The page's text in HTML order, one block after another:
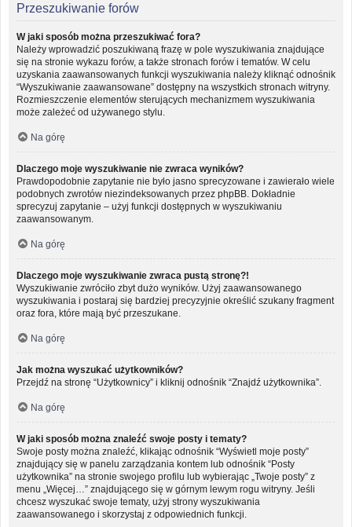
Przeszukiwanie forów
W jaki sposób można przeszukiwać fora?
Należy wprowadzić poszukiwaną frazę w pole wyszukiwania znajdujące
się na stronie wykazu forów, a także stronach forów i tematów. W celu
uzyskania zaawansowanych funkcji wyszukiwania należy kliknąć odnośnik
“Wyszukiwanie zaawansowane” dostępny na wszystkich stronach witryny.
Rozmieszczenie elementów sterujących mechanizmem wyszukiwania
może zależeć od używanego stylu.
Na górę
Dlaczego moje wyszukiwanie nie zwraca wyników?
Prawdopodobnie zapytanie nie było jasno sprecyzowane i zawierało wiele
podobnych zwrotów niezindeksowanych przez phpBB. Dokładnie
sprecyzuj zapytanie – użyj funkcji dostępnych w wyszukiwaniu
zaawansowanym.
Na górę
Dlaczego moje wyszukiwanie zwraca pustą stronę?!
Wyszukiwanie zwróciło zbyt dużo wyników. Użyj zaawansowanego
wyszukiwania i postaraj się bardziej precyzyjnie określić szukany fragment
oraz fora, które mają być przeszukane.
Na górę
Jak można wyszukać użytkowników?
Przejdź na stronę “Użytkownicy” i kliknij odnośnik “Znajdź użytkownika”.
Na górę
W jaki sposób można znaleźć swoje posty i tematy?
Swoje posty można znaleźć, klikając odnośnik “Wyświetl moje posty”
znajdujący się w panelu zarządzania kontem lub odnośnik “Posty
użytkownika” na stronie swojego profilu lub wybierając „Twoje posty” z
menu „Więcej…” znajdującego się w górnym lewym rogu witryny. Jeśli
chcesz wyszukać swoje tematy, użyj strony wyszukiwania
zaawansowanego i skorzystaj z odpowiednich funkcji.